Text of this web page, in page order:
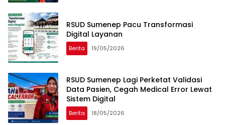
RSUD Sumenep Pacu Transformasi
Digital Layanan
Berita 19/05/2026
RSUD Sumenep Lagi Perketat Validasi
Data Pasien, Cegah Medical Error Lewat
Sistem Digital
Berita 18/05/2026